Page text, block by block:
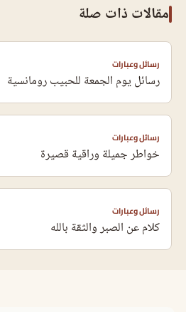
مقالات ذات صلة
رسائل وعبارات
رسائل يوم الجمعة للحبيب رومانسية
رسائل وعبارات
خواطر جميلة وراقية قصيرة
رسائل وعبارات
كلام عن الصبر والثقة بالله